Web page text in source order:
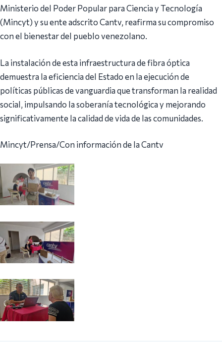
Ministerio del Poder Popular para Ciencia y Tecnología
(Mincyt) y su ente adscrito Cantv, reafirma su compromiso
con el bienestar del pueblo venezolano.
La instalación de esta infraestructura de fibra óptica
demuestra la eficiencia del Estado en la ejecución de
políticas públicas de vanguardia que transforman la realidad
social, impulsando la soberanía tecnológica y mejorando
significativamente la calidad de vida de las comunidades.
Mincyt/Prensa/Con información de la Cantv